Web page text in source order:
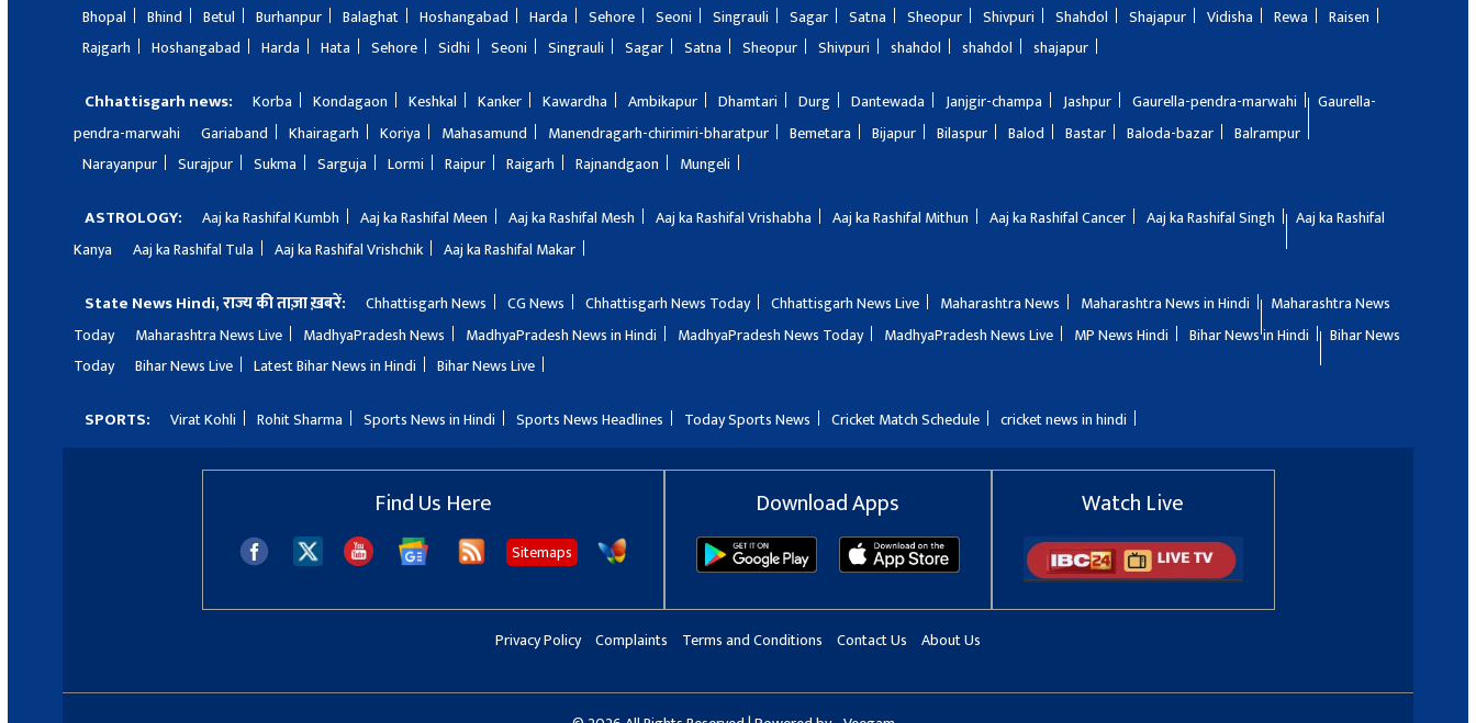
Bhopal
Bhind Betul Burhanpur Balaghat Hoshangabad Harda Sehore Seoni Singrauli Sagar Satna Sheopur Shivpuri Shahdol Shajapur Vidisha Rewa
Raisen
Rajgarh
Hoshangabad Harda Hata Sehore Sidhi Seoni Singrauli Sagar Satna Sheopur Shivpuri shahdol shahdol shajapur
Chhattisgarh news: Korba Kondagaon Keshkal Kanker Kawardha Ambikapur Dhamtari Durg Dantewada Janjgir-champa Jashpur Gaurella-pendra-marwahi
Gaurella-
pendra-marwahi
Gariaband Khairagarh Koriya Mahasamund Manendragarh-chirimiri-bharatpur Bemetara Bijapur Bilaspur Balod Bastar Baloda-bazar
Balrampur
Narayanpur
Surajpur Sukma Sarguja Lormi Raipur Raigarh Rajnandgaon Mungeli
ASTROLOGY: Aaj ka Rashifal Kumbh Aaj ka Rashifal Meen Aaj ka Rashifal Mesh Aaj ka Rashifal Vrishabha Aaj ka Rashifal Mithun Aaj ka Rashifal Cancer Aaj ka Rashifal Singh
Aaj ka Rashifal
Kanya
Aaj ka Rashifal Tula Aaj ka Rashifal Vrishchik Aaj ka Rashifal Makar
State News Hindi, राज्य की ताज़ा ख़बरें: Chhattisgarh News CG News Chhattisgarh News Today Chhattisgarh News Live Maharashtra News Maharashtra News in Hindi
Maharashtra News
Today
Maharashtra News Live MadhyaPradesh News MadhyaPradesh News in Hindi MadhyaPradesh News Today MadhyaPradesh News Live MP News Hindi Bihar News in Hindi
Bihar News
Today
Bihar News Live Latest Bihar News in Hindi Bihar News Live
SPORTS: Virat Kohli Rohit Sharma Sports News in Hindi Sports News Headlines Today Sports News Cricket Match Schedule cricket news in hindi
Find Us Here
Sitemaps
Download Apps Watch Live
Privacy Policy Complaints Terms and Conditions Contact Us About Us